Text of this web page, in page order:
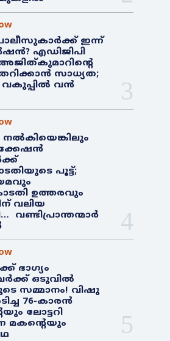
ഇന്ന്
എഡിജിപി
സാധ്യത;
വകുപ്പിൽ വൻ
നൽകിയെങ്കിലും
പൂട്ട്;
ഉത്തരവും
വലിയ
വണ്ടിപ്രാന്തന്മാർ
ഭാഗ്യം
ഒടുവിൽ
സമ്മാനം! വിഷു
76-കാരൻ
ലോട്ടറി
മകന്റെയും